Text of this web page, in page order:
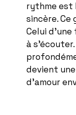
rythme est
sincère. Ce
Celui
à
devient
d’amour